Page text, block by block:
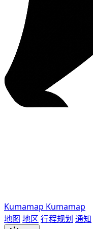
Kumamap Kumamap
地图 地区 行程规划 通知